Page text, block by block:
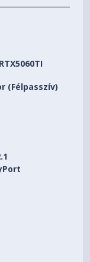
(Félpasszív)